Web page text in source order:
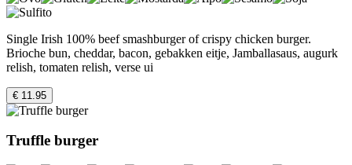
Single Irish 100% beef smashburger of crispy chicken burger.
Brioche bun, cheddar, bacon, gebakken eitje, Jamballasaus, augurk
relish, tomaten relish, verse ui
€ 11.95
Truffle burger